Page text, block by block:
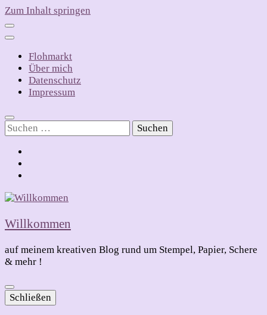
Zum Inhalt springen
Flohmarkt
Über mich
Datenschutz
Impressum
Suchen
nach:
Willkommen
auf meinem kreativen Blog rund um Stempel, Papier, Schere
& mehr !
Schließen